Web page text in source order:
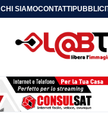
CHI SIAMOCONTATTI